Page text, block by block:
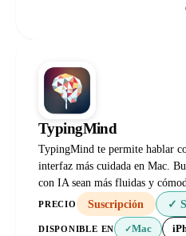
TypingMind
TypingMind te permite hablar
interfaz más cuidada en Mac.
con IA sean más fluidas y
PRECIO Suscripción ✓
DISPONIBLE EN ✓Mac